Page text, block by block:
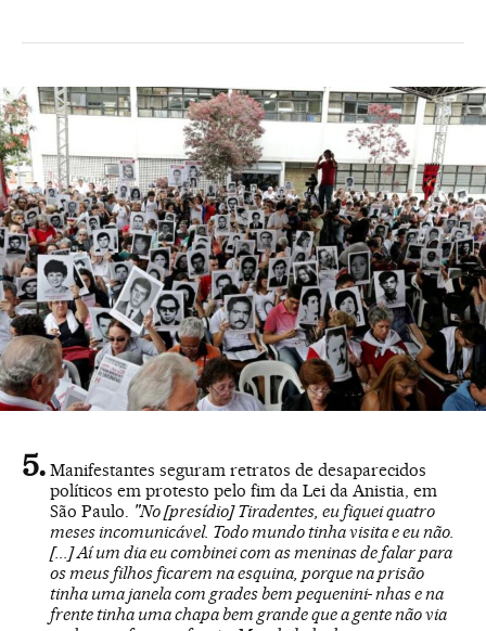
Manifestantes seguram retratos de desaparecidos
políticos em protesto pelo fim da Lei da Anistia, em
São Paulo. "No [presídio] Tiradentes, eu fiquei quatro
meses incomunicável. Todo mundo tinha visita e eu não.
[...] Aí um dia eu combinei com as meninas de falar para
os meus filhos ficarem na esquina, porque na prisão
tinha uma janela com grades bem pequenini- nhas e na
frente tinha uma chapa bem grande que a gente não via